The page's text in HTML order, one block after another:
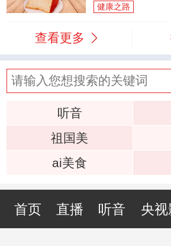
健康之路
查看更多
听音
祖国美
ai美食
首页 直播 听音 央